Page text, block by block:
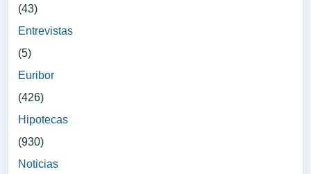
(43)
Entrevistas
(5)
Euribor
(426)
Hipotecas
(930)
Noticias